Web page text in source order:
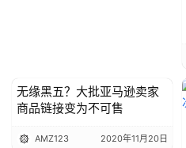
出海头条
无缘黑五？大批亚马逊卖家
商品链接变为不可售
AMZ123 2020年11月20日